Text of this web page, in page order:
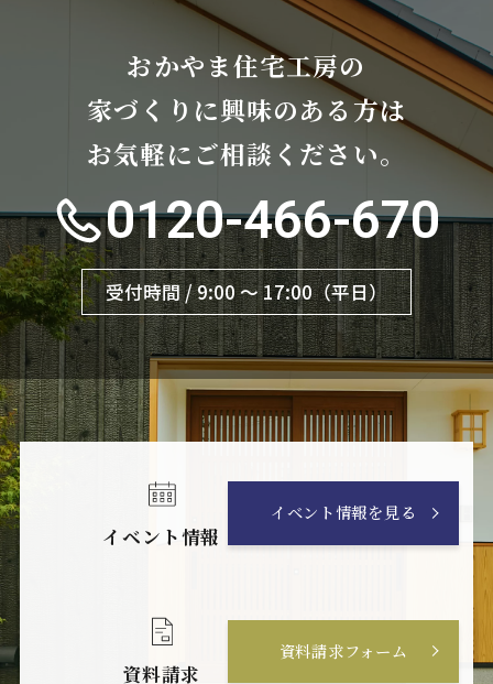
おかやま住宅工房の
家づくりに興味のある方は
お気軽にご相談ください。
0120-466-670
受付時間 / 9:00 〜 17:00（平日）
イベント情報
イベント情報を見る
資料請求
資料請求フォーム